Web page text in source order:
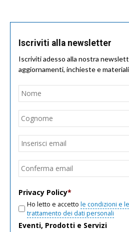
Iscriviti alla newsletter
Iscriviti adesso alla nostra
aggiornamenti, inchieste e
Nome
Email
Privacy Policy*
Ho letto e accetto le condizioni e
trattamento dei dati personali
Eventi, Prodotti e Servizi